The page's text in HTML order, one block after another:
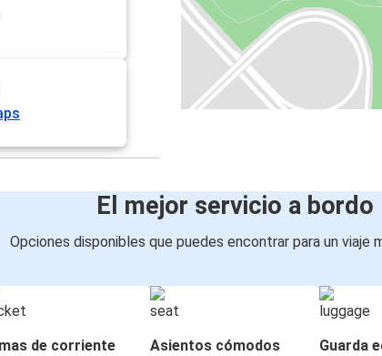
El mejor servicio a bordo
Opciones disponibles que puedes encontrar para un viaje
de corriente Asientos cómodos Guarda